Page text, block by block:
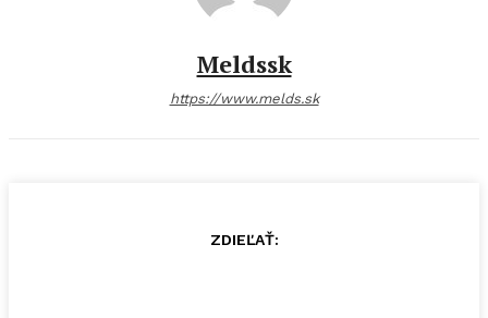
Meldssk
https://www.melds.sk
ZDIEĽAŤ: